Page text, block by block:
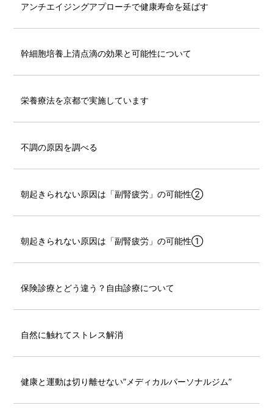
アンチエイジングアプローチで健康寿命を延ばす
幹細胞培養上清点滴の効果と可能性について
栄養療法を京都で実施しています
不調の原因を調べる
朝起きられない原因は「副腎疲労」の可能性②
朝起きられない原因は「副腎疲労」の可能性①
保険診療とどう違う？自由診療について
自然に触れてストレス解消
健康と運動は切り離せない”メディカルパーソナルジム”